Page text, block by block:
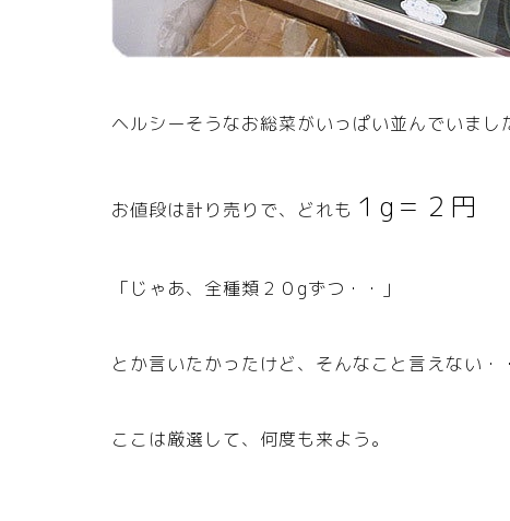
ヘルシーそうなお総菜がいっぱい並んでいまし
お値段は計り売りで、どれも １g＝２円
「じゃあ、全種類２０gずつ・・」
とか言いたかったけど、そんなこと言えない・・
ここは厳選して、何度も来よう。